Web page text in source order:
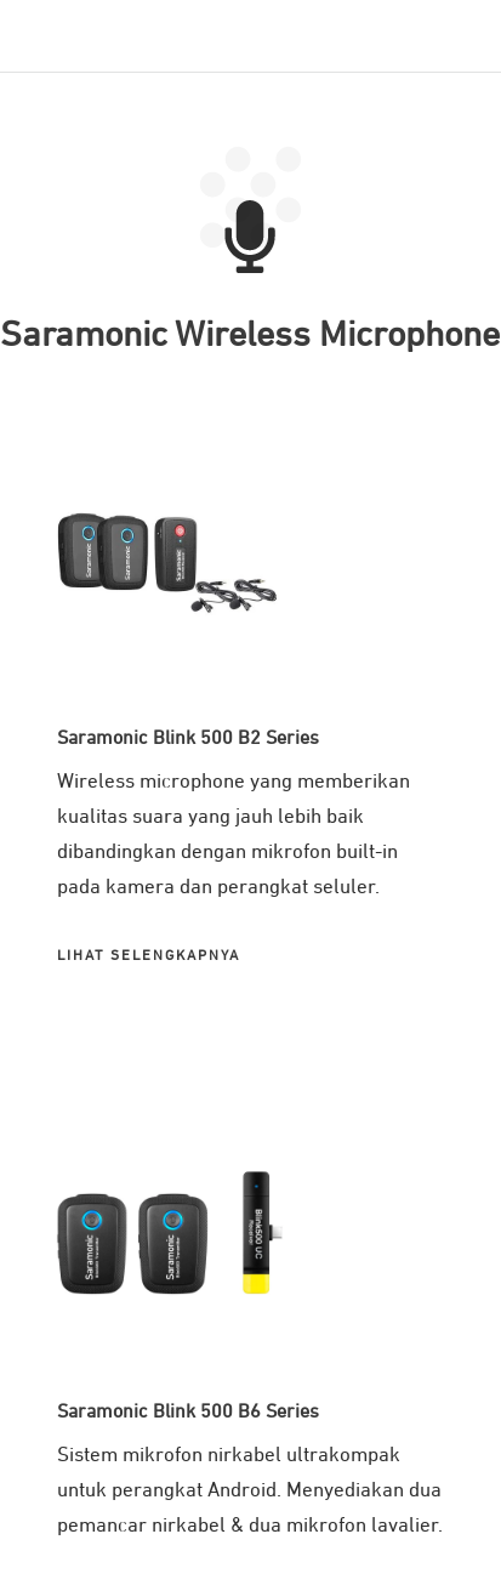
Saramonic Wireless Microphone
Saramonic Blink 500 B2 Series
Wireless microphone yang memberikan
kualitas suara yang jauh lebih baik
dibandingkan dengan mikrofon built-in
pada kamera dan perangkat seluler.
LIHAT SELENGKAPNYA
Saramonic Blink 500 B6 Series
Sistem mikrofon nirkabel ultrakompak
untuk perangkat Android. Menyediakan dua
pemancar nirkabel & dua mikrofon lavalier.